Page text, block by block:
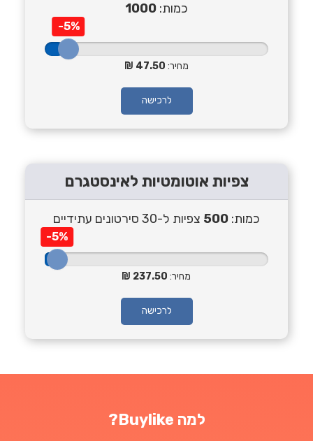
כמות: 1000
-5%
מחיר: 47.50
לרכישה
צפיות אוטומטיות לאינסטגרם
כמות: 500 צפיות ל-30 סירטונים עתידיים
-5%
מחיר: 237.50
לרכישה
למה Buylike?